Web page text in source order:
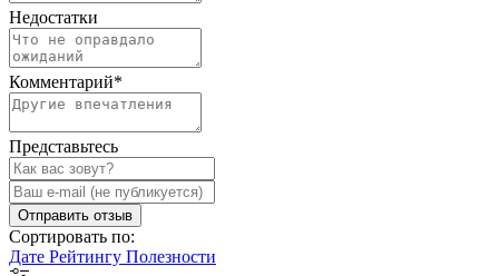
Недостатки
Комментарий*
Представьтесь
Отправить отзыв
Сортировать по:
Дате Рейтингу Полезности